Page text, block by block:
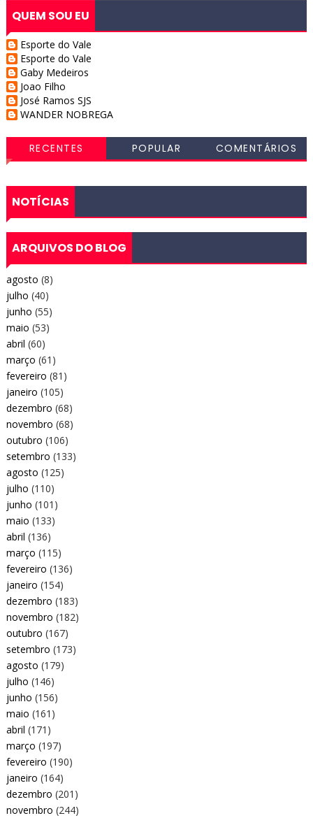
QUEM SOU EU
Esporte do Vale
Esporte do Vale
Gaby Medeiros
Joao Filho
José Ramos SJS
WANDER NOBREGA
RECENTES POPULAR COMENTÁRIOS
NOTÍCIAS
ARQUIVOS DO BLOG
agosto (8)
julho (40)
junho (55)
maio (53)
abril (60)
março (61)
fevereiro (81)
janeiro (105)
dezembro (68)
novembro (68)
outubro (106)
setembro (133)
agosto (125)
julho (110)
junho (101)
maio (133)
abril (136)
março (115)
fevereiro (136)
janeiro (154)
dezembro (183)
novembro (182)
outubro (167)
setembro (173)
agosto (179)
julho (146)
junho (156)
maio (161)
abril (171)
março (197)
fevereiro (190)
janeiro (164)
dezembro (201)
novembro (244)